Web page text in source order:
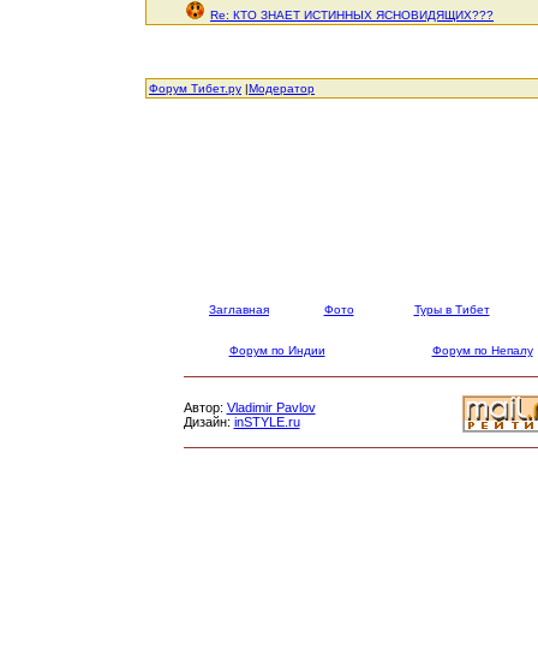
Re: КТО ЗНАЕТ ИСТИННЫХ ЯСНОВИДЯЩИХ???
Форум Тибет.ру |Модератор
Заглавная Фото Туры в Тибет
Форум по Индии Форум по Непалу
Автор: Vladimir Pavlov
Дизайн: inSTYLE.ru